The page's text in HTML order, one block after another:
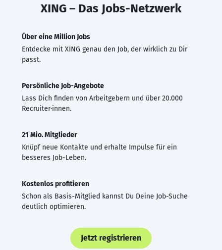
XING – Das Jobs-Netzwerk
Über eine Million Jobs
Entdecke mit XING genau den Job, der wirklich zu Dir
passt.
Persönliche Job-Angebote
Lass Dich finden von Arbeitgebern und über 20.000
Recruiter·innen.
21 Mio. Mitglieder
Knüpf neue Kontakte und erhalte Impulse für ein
besseres Job-Leben.
Kostenlos profitieren
Schon als Basis-Mitglied kannst Du Deine Job-Suche
deutlich optimieren.
Jetzt registrieren